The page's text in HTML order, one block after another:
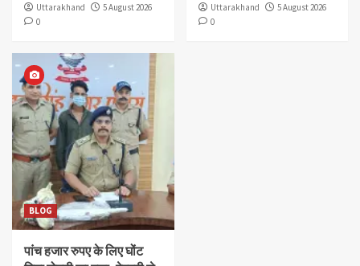
Uttarakhand
5 August 2026
0
Uttarakhand
5 August 2026
0
BLOG
पांच हजार रुपए के लिए घोंट